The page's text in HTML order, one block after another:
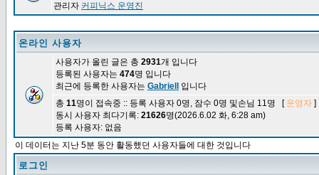
관리자 커피닉스 운영진
온라인 사용자
사용자가 올린 글은 총 2931개 입니다
등록된 사용자는 474명 입니다
최근에 등록한 사용자는 Gabriell
입니다
총 11명이 접속중 :: 등록 사용자 0명, 잠수 0명 및손님 11명 [ 운영자
동시 사용자 최다기록: 21626명(2026.6.02 화, 6:28 am)
등록 사용자: 없음
이 데이터는 지난 5분 동안 활동했던 사용자들에 대한 것입니다
로그인